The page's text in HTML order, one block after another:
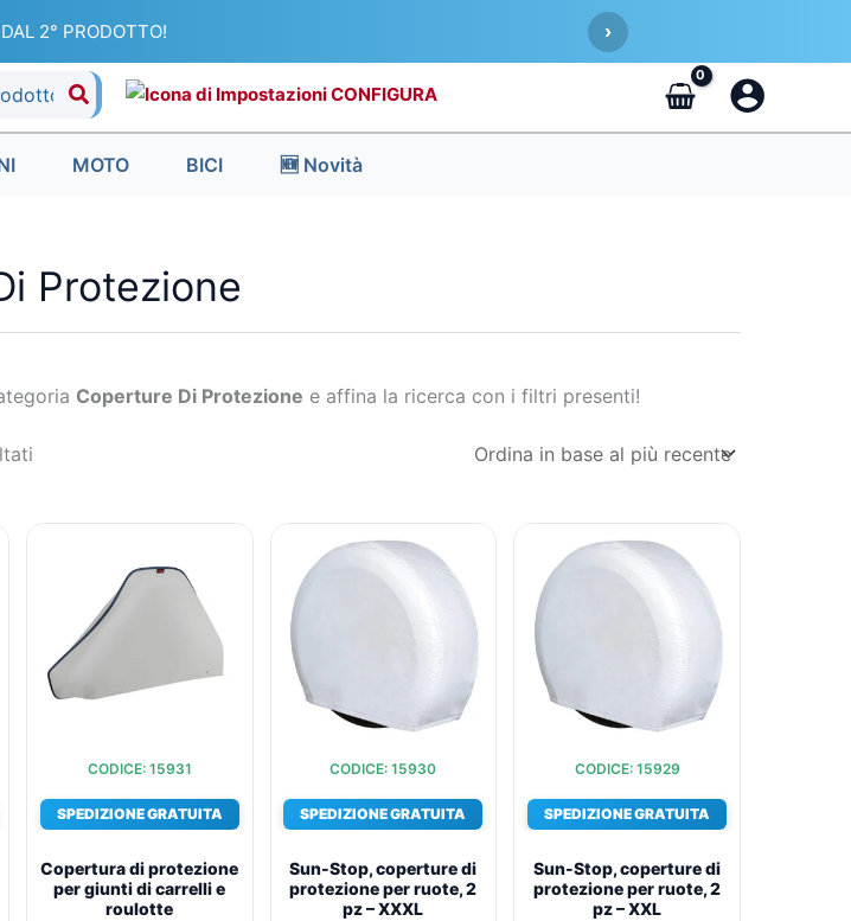
2° PRODOTTO! ›
CONFIGURA
MOTO BICI 🆕 Novità
Protezione
Coperture Di Protezione e affina la ricerca con i filtri presenti!
in
al
più
recente
CODICE: 15931
SPEDIZIONE GRATUITA
Copertura di protezione
per giunti di carrelli e
roulotte
originale
€24,40.€19,30.
CODICE: 15930
SPEDIZIONE GRATUITA
Sun-Stop, coperture di
protezione per ruote, 2
pz – XXXL
prezzo
originale
era:
attuale
è:
€24,60.
CODICE: 15929
SPEDIZIONE GRATUITA
Sun-Stop, coperture di
protezione per ruote, 2
pz – XXL
prezzo
originale
era:
attuale
è:
€24,60.